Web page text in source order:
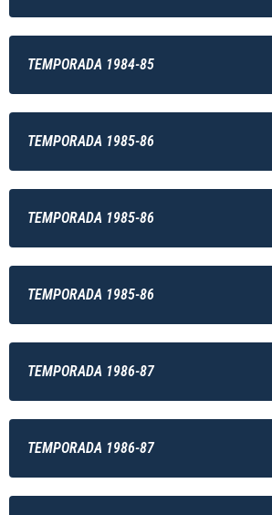
TEMPORADA 1984-85
TEMPORADA 1985-86
TEMPORADA 1985-86
TEMPORADA 1985-86
TEMPORADA 1986-87
TEMPORADA 1986-87